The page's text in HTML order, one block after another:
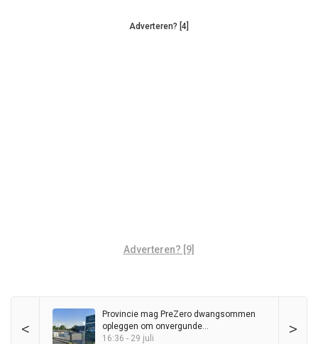
Adverteren? [4]
Adverteren? [9]
< >
Provincie mag PreZero dwangsommen
opleggen om onvergunde
sorteerinstallatie
16:36 - 29 juli